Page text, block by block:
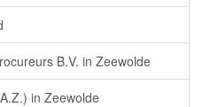
B.V. in Zeewolde
in Zeewolde